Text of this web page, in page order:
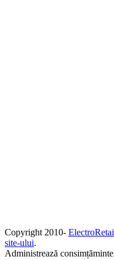
Copyright 2010-
site-ului.
Administrează